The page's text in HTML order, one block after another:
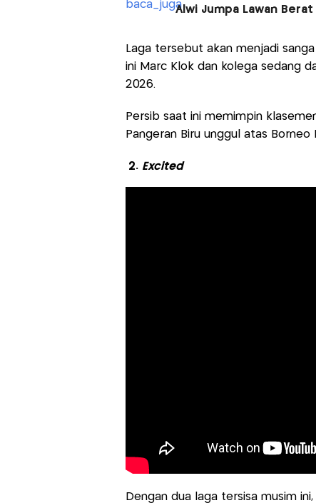
Alwi Jumpa Lawan Berat
Laga tersebut akan menjadi
ini Marc Klok dan kolega sedang
2026.
Persib saat ini memimpin
Pangeran Biru unggul atas Borneo
2. Excited
Dengan dua laga tersisa musim